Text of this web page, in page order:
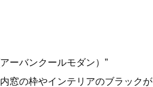
ーバンクールモダン）”
窓の枠やインテリアのブラックが